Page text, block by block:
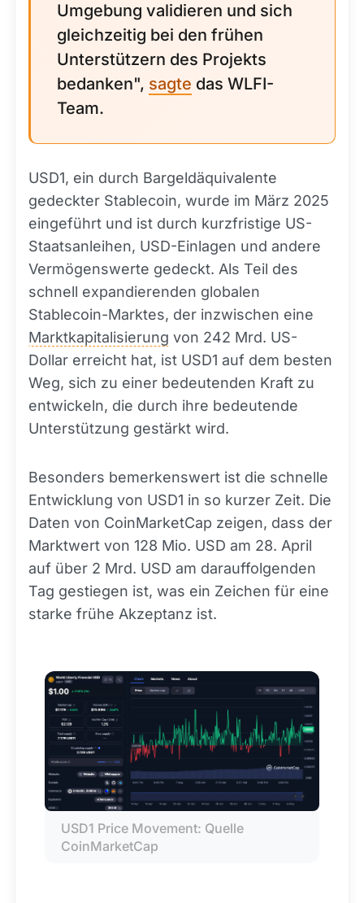
Umgebung validieren und sich
gleichzeitig bei den frühen
Unterstützern des Projekts
bedanken", sagte das WLFI-
Team.
USD1, ein durch Bargeldäquivalente
gedeckter Stablecoin, wurde im März 2025
eingeführt und ist durch kurzfristige US-
Staatsanleihen, USD-Einlagen und andere
Vermögenswerte gedeckt. Als Teil des
schnell expandierenden globalen
Stablecoin-Marktes, der inzwischen eine
Marktkapitalisierung von 242 Mrd. US-
Dollar erreicht hat, ist USD1 auf dem besten
Weg, sich zu einer bedeutenden Kraft zu
entwickeln, die durch ihre bedeutende
Unterstützung gestärkt wird.
Besonders bemerkenswert ist die schnelle
Entwicklung von USD1 in so kurzer Zeit. Die
Daten von CoinMarketCap zeigen, dass der
Marktwert von 128 Mio. USD am 28. April
auf über 2 Mrd. USD am darauffolgenden
Tag gestiegen ist, was ein Zeichen für eine
starke frühe Akzeptanz ist.
USD1 Price Movement: Quelle
CoinMarketCap